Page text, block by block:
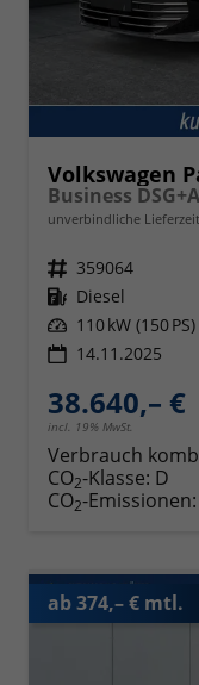
Volkswagen
unverbindliche
Fahrzeugnr. 359064
Kraftstoff Diesel
Leistung 110 kW (150 PS)
14.11.2025
38.640,– €
incl. 19% MwSt.
Verbrauch
CO2-Klasse: D
CO2-Emissionen:
ab 374,– € mtl.